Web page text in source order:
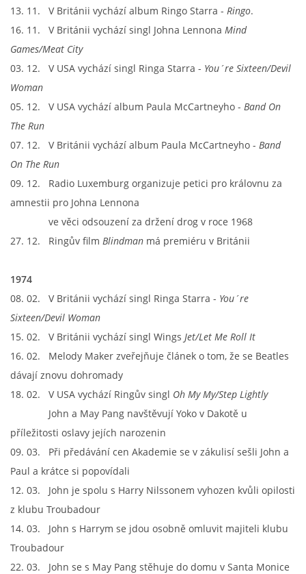
13. 11. V Británii vychází album Ringo Starra - Ringo.
16. 11. V Británii vychází singl Johna Lennona Mind
Games/Meat City
03. 12. V USA vychází singl Ringa Starra - You´re Sixteen/Devil
Woman
05. 12. V USA vychází album Paula McCartneyho - Band On
The Run
07. 12. V Británii vychází album Paula McCartneyho - Band
On The Run
09. 12. Radio Luxemburg organizuje petici pro královnu za
amnestii pro Johna Lennona
ve věci odsouzení za držení drog v roce 1968
27. 12. Ringův film Blindman má premiéru v Británii
1974
08. 02. V Británii vychází singl Ringa Starra - You´re
Sixteen/Devil Woman
15. 02. V Británii vychází singl Wings Jet/Let Me Roll It
16. 02. Melody Maker zveřejňuje článek o tom, že se Beatles
dávají znovu dohromady
18. 02. V USA vychází Ringův singl Oh My My/Step Lightly
John a May Pang navštěvují Yoko v Dakotě u
příležitosti oslavy jejích narozenin
09. 03. Při předávání cen Akademie se v zákulisí sešli John a
Paul a krátce si popovídali
12. 03. John je spolu s Harry Nilssonem vyhozen kvůli opilosti
z klubu Troubadour
14. 03. John s Harrym se jdou osobně omluvit majiteli klubu
Troubadour
22. 03. John se s May Pang stěhuje do domu v Santa Monice